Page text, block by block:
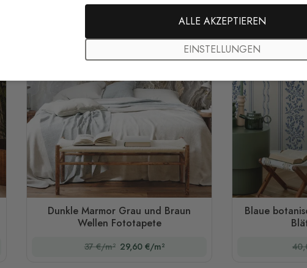
Dunkle Marmor Grau und Braun
Wellen Fototapete
37 €/m² 29,60 €/m²
Blaue
ALLE AKZEPTIEREN
EINSTELLUNGEN